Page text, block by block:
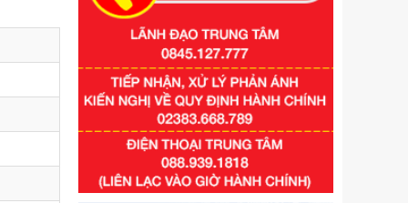
Số kí hiệu:351/2025/NĐ-CP
Tên: Nghị định số 351/2025/NĐ-CP